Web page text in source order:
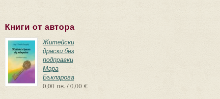
Книги от автора
Житейски
драски без
подправки
Мара
Бъкларова
0,00 лв. / 0,00 €